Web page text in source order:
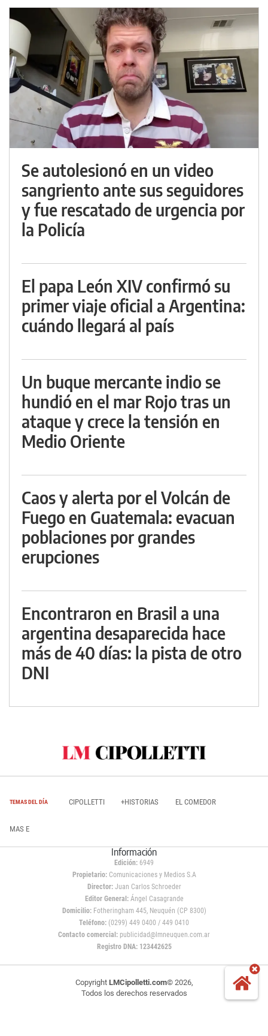
Se autolesionó en un video
sangriento ante sus seguidores
y fue rescatado de urgencia por
la Policía
El papa León XIV confirmó su
primer viaje oficial a Argentina:
cuándo llegará al país
Un buque mercante indio se
hundió en el mar Rojo tras un
ataque y crece la tensión en
Medio Oriente
Caos y alerta por el Volcán de
Fuego en Guatemala: evacuan
poblaciones por grandes
erupciones
Encontraron en Brasil a una
argentina desaparecida hace
más de 40 días: la pista de otro
DNI
TEMAS DEL DÍA CIPOLLETTI +HISTORIAS EL COMEDOR
MAS E
Información
Edición: 6949
Propietario:Comunicaciones y Medios S.A
Director: Juan Carlos Schroeder
Editor General:Ángel Casagrande
Domicilio:Fotheringham 445, Neuquén (CP 8300)
Teléfono: (0299) 449 0400 / 449 0410
Contacto comercial: publicidad@lmneuquen.com.ar
Registro DNA: 123442625
Copyright LMCipolletti.com© 2026,
Todos los derechos reservados